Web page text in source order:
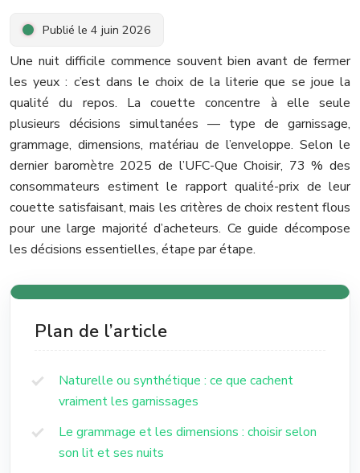
Publié le 4 juin 2026
Une nuit difficile commence souvent bien avant de fermer
les yeux : c’est dans le choix de la literie que se joue la
qualité du repos. La couette concentre à elle seule
plusieurs décisions simultanées — type de garnissage,
grammage, dimensions, matériau de l’enveloppe. Selon le
dernier baromètre 2025 de l’UFC-Que Choisir, 73 % des
consommateurs estiment le rapport qualité-prix de leur
couette satisfaisant, mais les critères de choix restent flous
pour une large majorité d’acheteurs. Ce guide décompose
les décisions essentielles, étape par étape.
Plan de l’article
Naturelle ou synthétique : ce que cachent
vraiment les garnissages
Le grammage et les dimensions : choisir selon
son lit et ses nuits